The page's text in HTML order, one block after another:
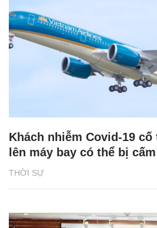
THỜI SỰ
Khách nhiễm Covid-19
lên máy bay có thể bị